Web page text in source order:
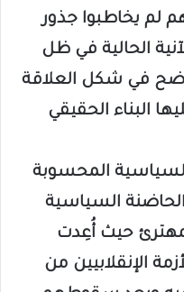
لم يخاطبوا جذور
الحالية في ظل
في شكل العلاقة
البناء الحقيقي
المحسوبة
السياسية
حيث أُعِدت
الإنقلابيين من